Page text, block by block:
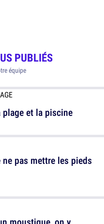
PUBLIÉS
équipe
et la piscine
pas mettre les pieds